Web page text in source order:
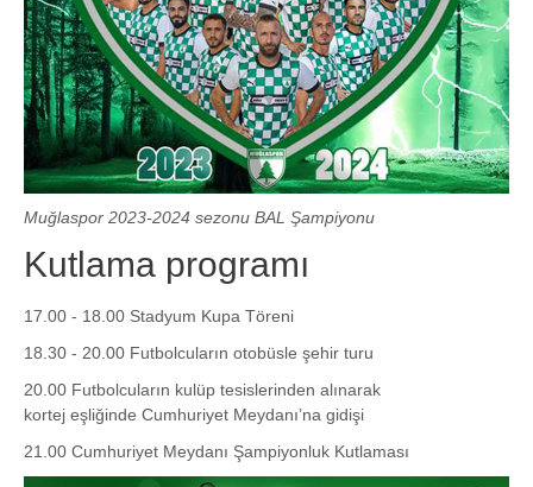
Muğlaspor 2023-2024 sezonu BAL Şampiyonu
Kutlama programı
17.00 - 18.00 Stadyum Kupa Töreni
18.30 - 20.00 Futbolcuların otobüsle şehir turu
20.00 Futbolcuların kulüp tesislerinden alınarak
kortej eşliğinde Cumhuriyet Meydanı’na gidişi
21.00 Cumhuriyet Meydanı Şampiyonluk Kutlaması